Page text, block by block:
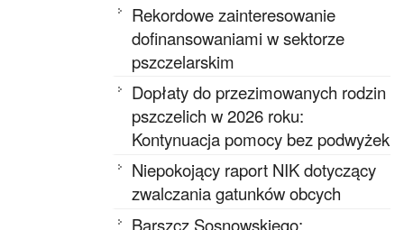
Rekordowe zainteresowanie
dofinansowaniami w sektorze
pszczelarskim
Dopłaty do przezimowanych rodzin
pszczelich w 2026 roku:
Kontynuacja pomocy bez podwyżek
Niepokojący raport NIK dotyczący
zwalczania gatunków obcych
Barszcz Sosnowskiego: